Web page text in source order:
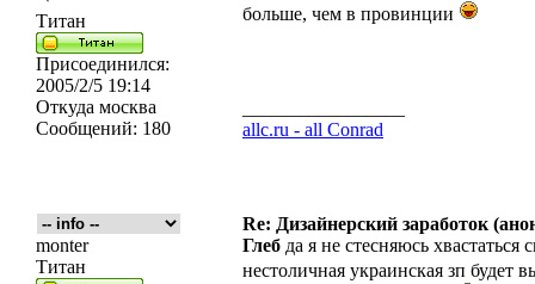
Титан
Присоединился:
2005/2/5 19:14
Откуда москва
Сообщений: 180
больше, чем в провинции
allc.ru - all Conrad
Re: Дизайнерский заработок
monter
Титан
Глеб да я не стесняюсь
нестоличная украинская зп будет